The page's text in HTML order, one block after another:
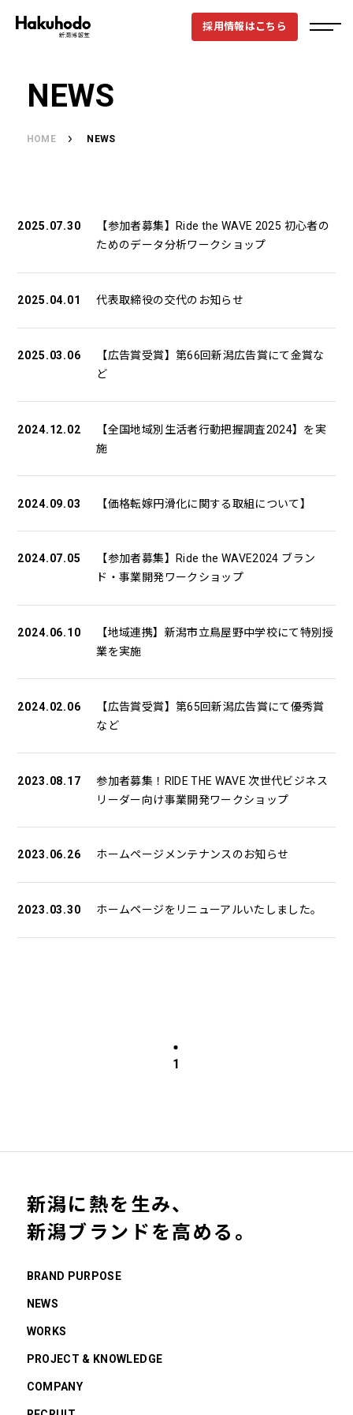
採用情報はこちら
NEWS
HOME NEWS
2025.07.30
【参加者募集】Ride the WAVE 2025 初心者の
ためのデータ分析ワークショップ
2025.04.01 代表取締役の交代のお知らせ
2025.03.06
【広告賞受賞】第66回新潟広告賞にて金賞な
ど
2024.12.02
【全国地域別生活者行動把握調査2024】を実
施
2024.09.03 【価格転嫁円滑化に関する取組について】
2024.07.05
【参加者募集】Ride the WAVE2024 ブラン
ド・事業開発ワークショップ
2024.06.10
【地域連携】新潟市立鳥屋野中学校にて特別授
業を実施
2024.02.06
【広告賞受賞】第65回新潟広告賞にて優秀賞
など
2023.08.17
参加者募集！RIDE THE WAVE 次世代ビジネス
リーダー向け事業開発ワークショップ
2023.06.26 ホームページメンテナンスのお知らせ
2023.03.30 ホームページをリニューアルいたしました。
1
新潟に熱を生み、
新潟ブランドを高める。
BRAND PURPOSE
NEWS
WORKS
PROJECT & KNOWLEDGE
COMPANY